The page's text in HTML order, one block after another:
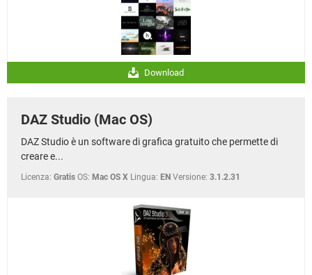
Download
DAZ Studio (Mac OS)
DAZ Studio è un software di grafica gratuito che permette di
creare e...
Licenza: Gratis OS: Mac OS X Lingua: EN Versione: 3.1.2.31